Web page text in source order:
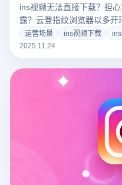
ins视频无法直接下载？担
露？云登指纹浏览器以多
效下载ins视频，详解合法
运营场景 ins视频下载
2025.11.24